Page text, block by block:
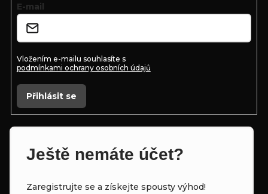
E-mail
Vložením e-mailu souhlasíte s
podmínkami ochrany osobních údajů
Přihlásit se
Ještě nemáte účet?
Zaregistrujte se a získejte spousty výhod!